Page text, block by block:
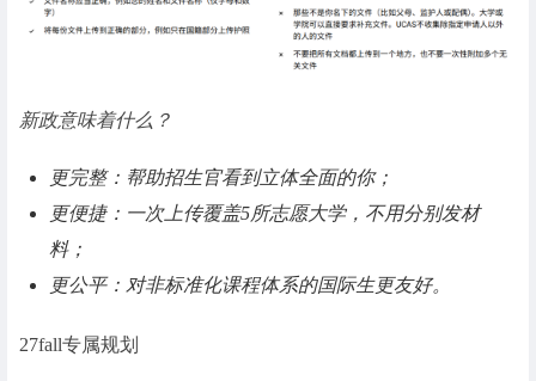
新政意味着什么？
更完整：帮助招生官看到立体全面的你；
更便捷：一次上传覆盖5所志愿大学，不用分别发材
料；
更公平：对非标准化课程体系的国际生更友好。
27fall专属规划